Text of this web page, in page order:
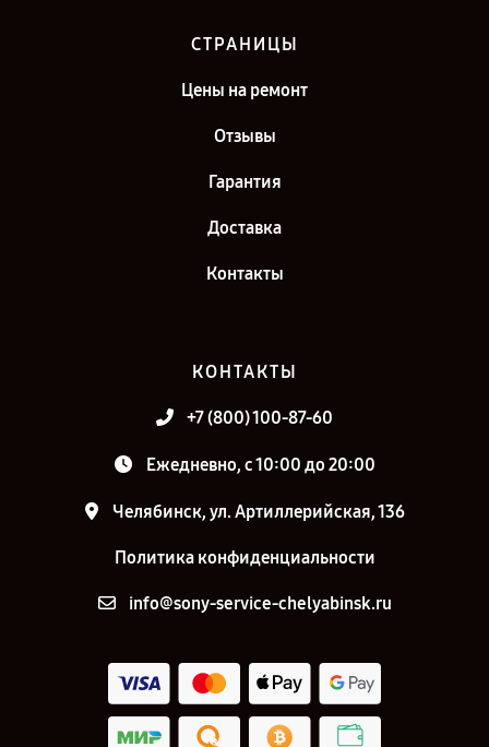
СТРАНИЦЫ
Цены на ремонт
Отзывы
Гарантия
Доставка
Контакты
КОНТАКТЫ
+7 (800) 100-87-60
Ежедневно, с 10:00 до 20:00
Челябинск, ул. Артиллерийская, 136
Политика конфиденциальности
info@sony-service-chelyabinsk.ru